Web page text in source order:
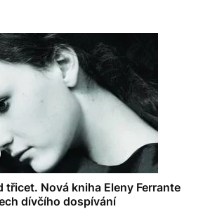
třicet. Nová kniha Eleny Ferrante
dívčího dospívání